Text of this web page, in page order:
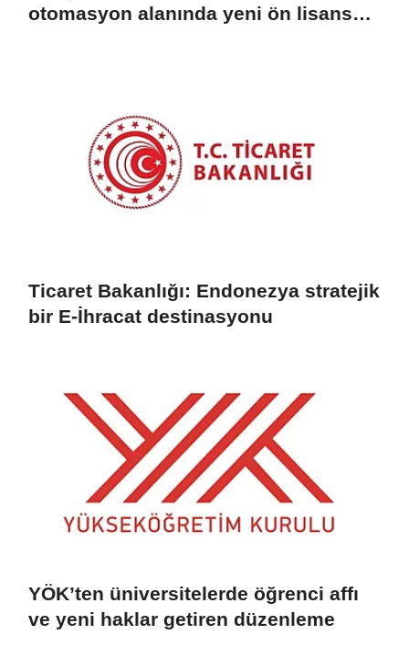
otomasyon alanında yeni ön lisans
Ticaret Bakanlığı: Endonezya stratejik
bir E-İhracat destinasyonu
YÖK’ten üniversitelerde öğrenci affı
ve yeni haklar getiren düzenleme